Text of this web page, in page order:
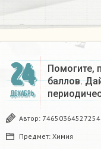
24
ДЕКАБРЬ
Помогите,
баллов.
Автор:
Предмет: Химия